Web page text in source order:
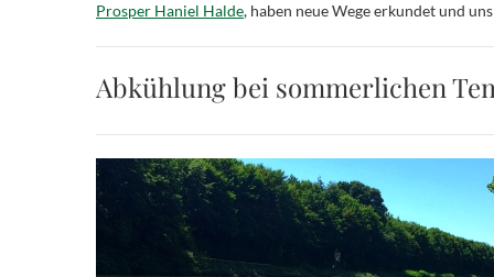
Prosper Haniel Halde, haben neue Wege erkundet und
Abkühlung bei sommerlichen